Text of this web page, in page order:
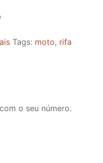
Tags: moto, rifa
o seu número.